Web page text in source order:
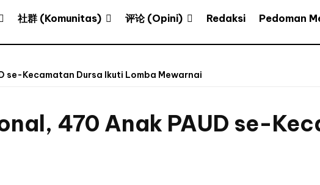
社群 (Komunitas) 评论 (Opini) Redaksi Pedoman
se-Kecamatan Dursa Ikuti Lomba Mewarnai
470 Anak PAUD se-